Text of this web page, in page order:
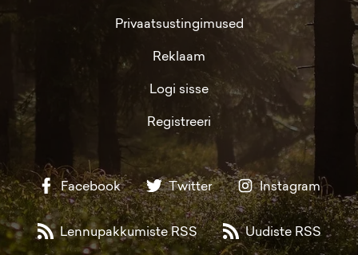
Privaatsustingimused
Reklaam
Logi sisse
Registreeri
Facebook Twitter Instagram
Lennupakkumiste RSS Uudiste RSS